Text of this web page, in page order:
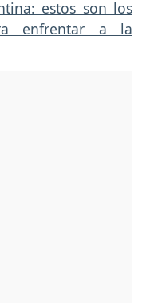
estos son los
enfrentar a la